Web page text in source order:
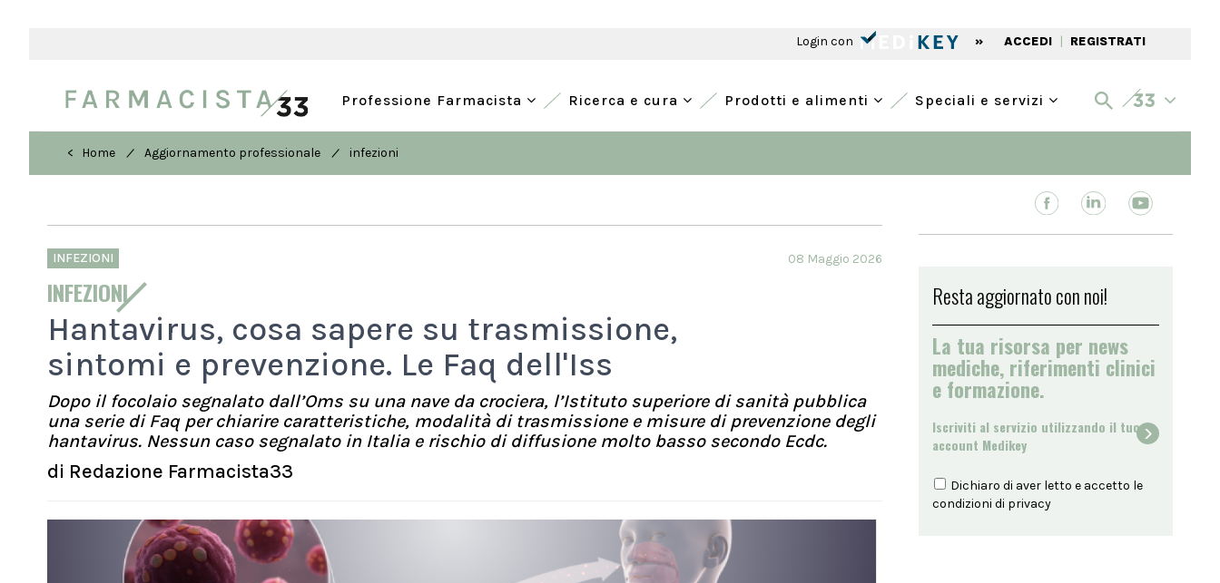
Login con » ACCEDI | REGISTRATI
Professione Farmacista Ricerca e cura Prodotti e alimenti Speciali e servizi
< Home / Aggiornamento professionale / infezioni
INFEZIONI
INFEZIONI
08 Maggio 2026
Hantavirus, cosa sapere su trasmissione,
sintomi e prevenzione. Le Faq dell'Iss
Dopo il focolaio segnalato dall’Oms su una nave da crociera, l’Istituto superiore di sanità pubblica
una serie di Faq per chiarire caratteristiche, modalità di trasmissione e misure di prevenzione degli
hantavirus. Nessun caso segnalato in Italia e rischio di diffusione molto basso secondo Ecdc.
di Redazione Farmacista33
Resta aggiornato con noi!
La tua risorsa per news
mediche, riferimenti clinici
e formazione.
Iscriviti al servizio utilizzando il tuo
account Medikey
Dichiaro di aver letto e accetto le
condizioni di privacy